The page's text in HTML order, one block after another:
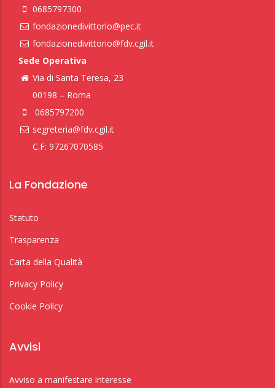
0685797300
fondazionedivittorio@pec.it
fondazionedivittorio@fdv.cgil.it
Sede Operativa
Via di Santa Teresa, 23
00198 – Roma
0685797200
segreteria@fdv.cgil.it
C.F: 97267070585
La Fondazione
Statuto
Trasparenza
Carta della Qualità
Privacy Policy
Cookie Policy
Avvisi
Avviso a manifestare interesse